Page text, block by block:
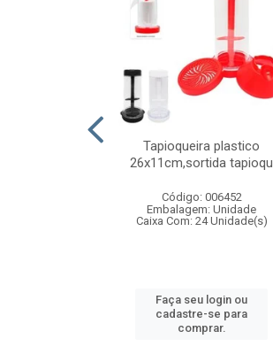
Tapioqueira plastico
26x11cm,sortida tapioqu
Código: 006452
Embalagem: Unidade
Caixa Com: 24 Unidade(s)
Faça seu login ou
cadastre-se para
comprar.